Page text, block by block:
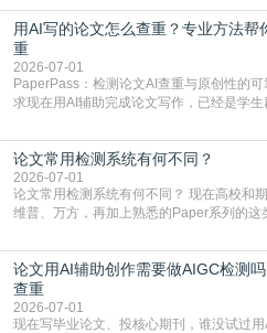
实际情况和大家想的不太一样。AI训练依
内容本质是按照语义概率拼接已有内容，
直接引用整段已有内容，所以查重率偏高是
用AI写的论文怎么查重？专业方法
重
2026-07-01
PaperPass：检测论文AI查重与原创性的
求现在用AI辅助完成论文写作，已经是学生
但很多人忽略了，AI生成的内容天生带有
含大量已公开的学术内容、网络原创内容
复片
论文常用检测系统有何不同？
2026-07-01
论文常用检测系统有何不同？ 现在高校和期刊常用的论文查重系统主要是知网、
维普、万方，再加上熟悉的Paper系列的这
查数值误导。知网（CNKI）是学校定稿检
生联合比对库，能比历届学长论文，硕博
库，期刊投稿用AMLMC/SML
论文用AI辅助创作需要做AIGC检测
查重
2026-07-01
现在写毕业论文、投核心期刊，谁没试过